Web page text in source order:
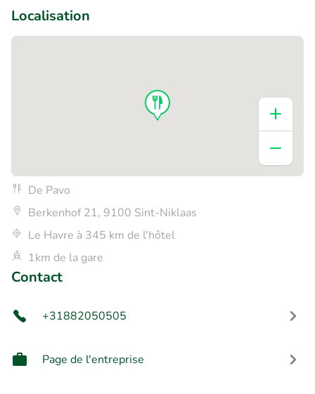
Localisation
De Pavo
Berkenhof 21, 9100 Sint-Niklaas
Le Havre à 345 km de l'hôtel
1km de la gare
Contact
+31882050505
Page de l'entreprise